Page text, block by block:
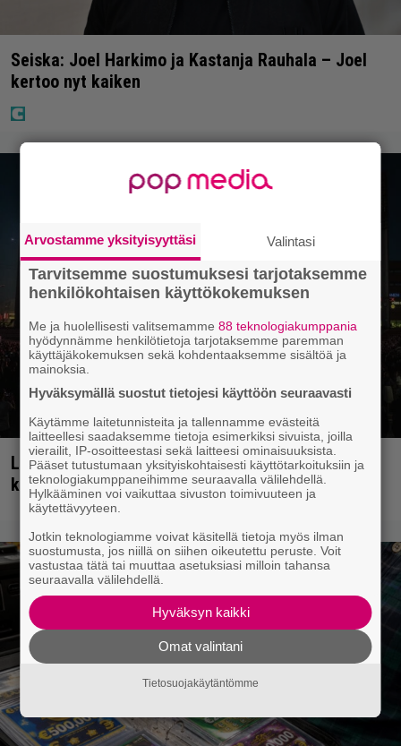
Seiska: Joel Harkimo ja Kastanja Rauhala – Joel
kertoo nyt kaiken
Livearvio: Kaikki häipyy, niin myös Eppu Normaali
kunniakkaasti keikkalavoilta
Arvostamme yksityisyyttäsi Valintasi
Tarvitsemme suostumuksesi tarjotaksemme
henkilökohtaisen käyttökokemuksen
Me ja huolellisesti valitsemamme88 teknologiakumppania
hyödynnämme henkilötietoja tarjotaksemme paremman
käyttäjäkokemuksen sekä kohdentaaksemme sisältöä ja
mainoksia.
Hyväksymällä suostut tietojesi käyttöön seuraavasti
Käytämme laitetunnisteita ja tallennamme evästeitä
laitteellesi saadaksemme tietoja esimerkiksi sivuista, joilla
vierailit, IP-osoitteestasi sekä laitteesi ominaisuuksista.
Pääset tutustumaan yksityiskohtaisesti käyttötarkoituksiin ja
teknologiakumppaneihimme seuraavalla välilehdellä.
Hylkääminen voi vaikuttaa sivuston toimivuuteen ja
käytettävyyteen.
Jotkin teknologiamme voivat käsitellä tietoja myös ilman
suostumusta, jos niillä on siihen oikeutettu peruste. Voit
vastustaa tätä tai muuttaa asetuksiasi milloin tahansa
seuraavalla välilehdellä.
Hyväksyn kaikki
Omat valintani
Tietosuojakäytäntömme